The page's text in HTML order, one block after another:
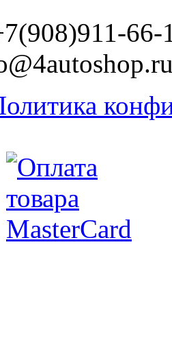
66-